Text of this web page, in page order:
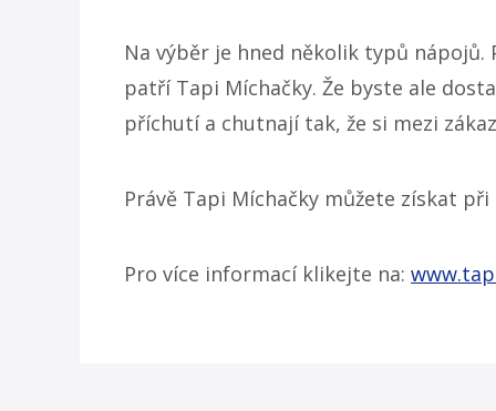
Na výběr je hned několik typů
patří Tapi Míchačky. Že byste ale
příchutí a chutnají tak, že si mezi
Právě Tapi Míchačky můžete získat při
Pro více informací klikejte na: